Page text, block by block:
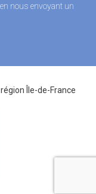
nous envoyant un
région Île-de-France